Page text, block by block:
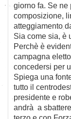
giorno fa. Se
composizione,
atteggiamento
Sia come sia, è
Perchè è
campagna
concedersi per
Spiega una
tutto il
presidente e
andrà a